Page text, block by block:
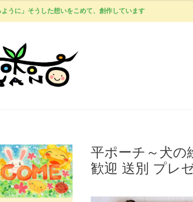
ように」そうした想いをこめて、創作しています
平ポーチ～犬の
歓迎 送別 プレ